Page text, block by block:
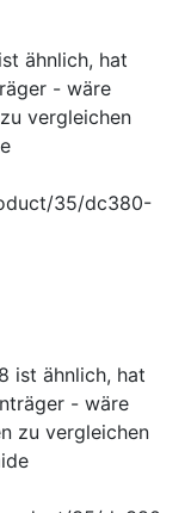
ähnlich, hat
- wäre
vergleichen
35/dc380-
ist ähnlich, hat
- wäre
zu vergleichen